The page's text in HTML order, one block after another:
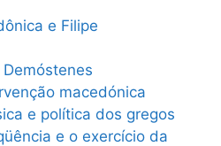
e Filipe
macedónica
e política dos gregos
e o exercício da